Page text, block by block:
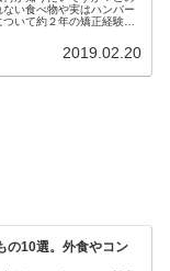
い食べ物や実はハンバー
いて約２年の矯正経験を
2019.02.20
の10選。外食やコン